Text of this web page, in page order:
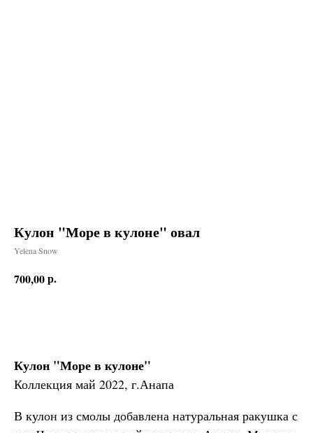
Кулон "Море в кулоне" овал
Yelena Snow
700,00р.
Кулон "Море в кулоне"
Коллекция май 2022, г.Анапа
В кулон из смолы добавлена натуральная ракушка с